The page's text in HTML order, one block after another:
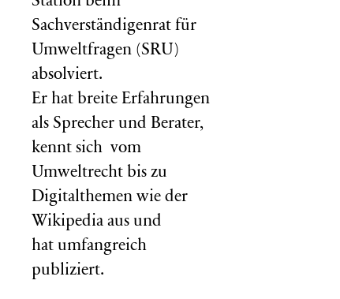
Sachverständigenrat für
Umweltfragen (SRU )
absolviert.
Er hat breite Erfahrungen
als Sprecher und Berater,
kennt sich vom
Umweltrecht bis zu
Digitalthemen wie der
Wikipedia aus und
hat umfangreich
publiziert.